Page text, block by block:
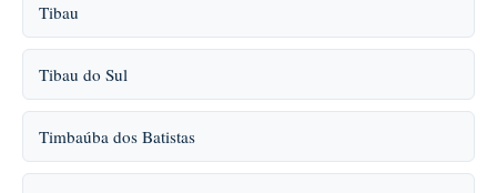
Tibau
Tibau do Sul
Timbaúba dos Batistas